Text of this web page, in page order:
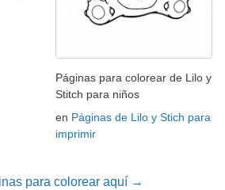
Páginas para colorear de Lilo y
Stitch para niños
en Páginas de Lilo y Stich para
imprimir
para colorear aquí →